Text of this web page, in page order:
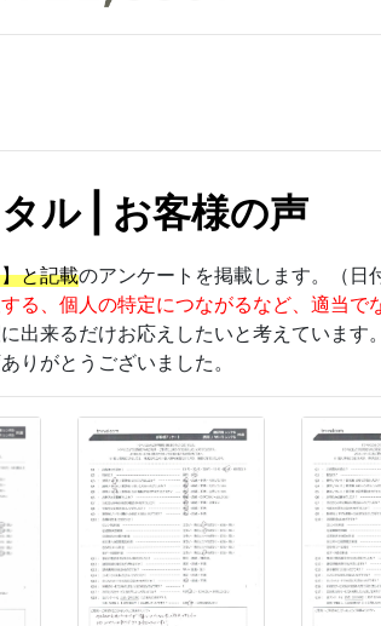
ル | お客様の声
と記載のアンケートを掲載します。（日
る、個人の特定につながるなど、適当で
出来るだけお応えしたいと考えています。
りがとうございました。